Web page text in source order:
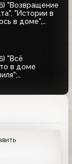
"Возвращение
"Истории в
в доме",
"Всё
в доме